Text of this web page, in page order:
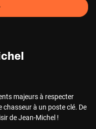
majeurs à respecter
à un poste clé. De
de Jean-Michel !